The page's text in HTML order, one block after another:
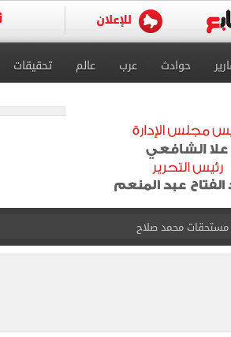
حوادث عرب عالم تحقيقات
مستحقات محمد صلاح
بطولة العالم
نصف نهائي بطولة العالم لناشئات كرة اليد